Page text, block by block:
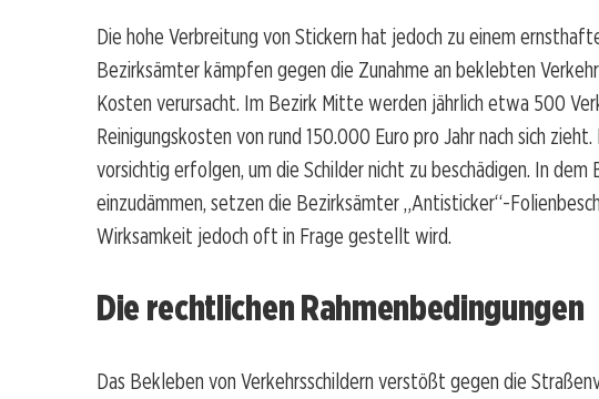
Die hohe Verbreitung von Stickern hat jedoch zu einem
Bezirksämter kämpfen gegen die Zunahme an beklebten
Kosten verursacht. Im Bezirk Mitte werden jährlich etwa 500
Reinigungskosten von rund 150.000 Euro pro Jahr nach sich zieht.
vorsichtig erfolgen, um die Schilder nicht zu beschädigen. In dem
einzudämmen, setzen die Bezirksämter „Antisticker“-
Wirksamkeit jedoch oft in Frage gestellt wird.
Die rechtlichen Rahmenbedingungen
Das Bekleben von Verkehrsschildern verstößt gegen die